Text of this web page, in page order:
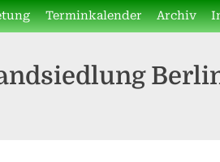
Terminkalender Archiv